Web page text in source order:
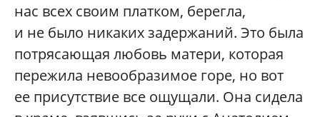
нас всех своим платком, берегла,
и не было никаких задержаний. Это была
потрясающая любовь матери, которая
пережила невообразимое горе, но вот
ее присутствие все ощущали. Она сидела